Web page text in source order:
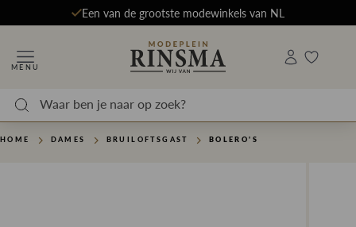
Een van de grootste modewinkels van NL
MENU
HOME DAMES BRUILOFTSGAST BOLERO'S